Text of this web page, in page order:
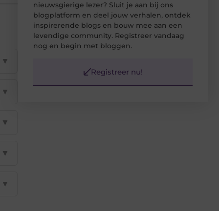
▼
▼
▼
▼
▼
nieuwsgierige lezer? Sluit je aan bij ons
blogplatform en deel jouw verhalen, ontdek
inspirerende blogs en bouw mee aan een
levendige community. Registreer vandaag
nog en begin met bloggen.
Registreer nu!